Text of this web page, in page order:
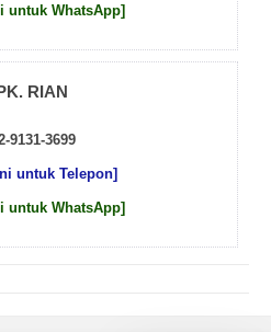
untuk WhatsApp]
RIAN
9131-3699
untuk Telepon]
untuk WhatsApp]